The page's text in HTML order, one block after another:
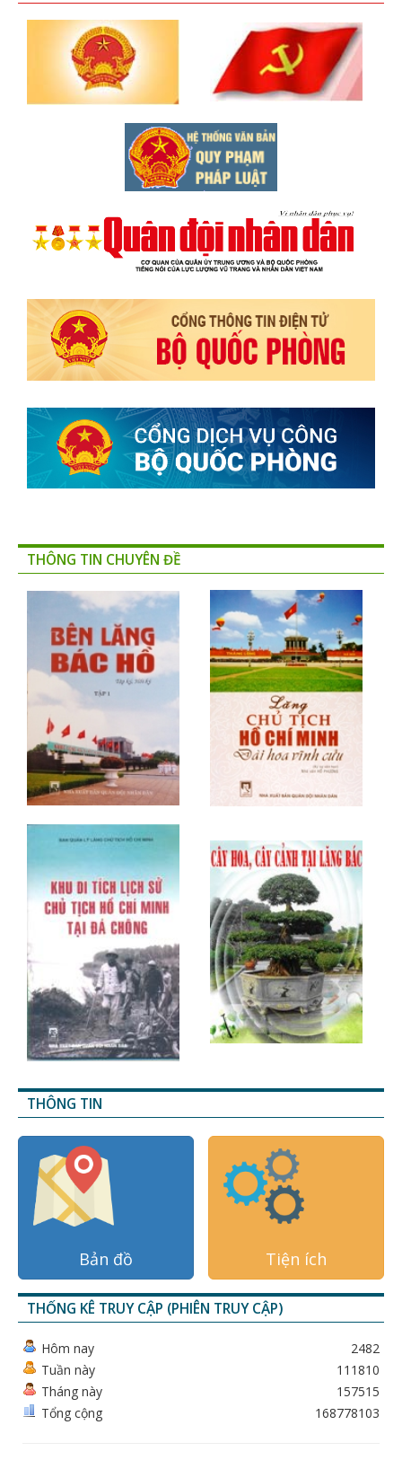
THÔNG TIN CHUYÊN ĐỀ
THÔNG TIN
Bản đồ Tiện ích
THỐNG KÊ TRUY CẬP (PHIÊN TRUY CẬP)
Hôm nay
Tuần này
Tháng này
Tổng cộng
2482
111810
157515
168778103